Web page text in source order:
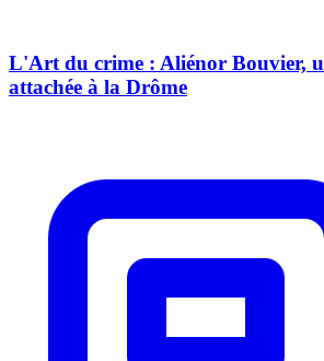
L'Art du crime : Aliénor Bouvier,
attachée à la Drôme